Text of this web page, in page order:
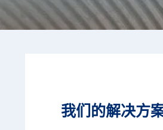
我们的解决方